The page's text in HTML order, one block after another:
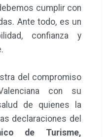
cumplir con
Ante todo, es un
confianza y
del compromiso
con su
de quienes la
declaraciones del
de Turisme,